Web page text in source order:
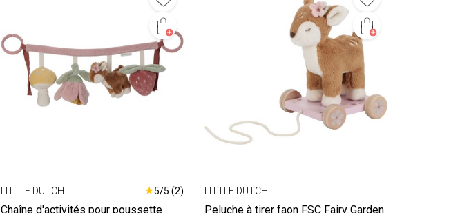
LITTLE DUTCH ★5/5 (2)
Chaîne d'activités pour poussette
LITTLE DUTCH
Peluche à tirer faon FSC Fairy Garden